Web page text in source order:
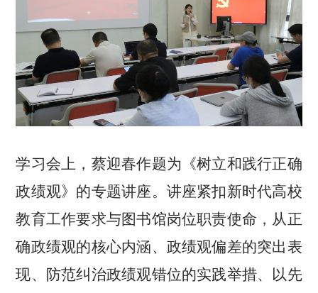
学习会上，蔡迎春作题为《树立和践行正确
政绩观》的专题讲座。讲座紧扣新时代高校
教育工作要求与图书馆岗位职责使命，从正
确政绩观的核心内涵、政绩观偏差的突出表
现、防范纠治政绩观错位的实践举措、以先